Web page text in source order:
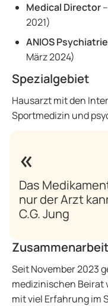
Medical Director
2021)
ANIOS Psychiatrie
März 2024)
Spezialgebiet
Hausarzt mit den
Sportmedizin und
Das
nur der Arzt
C.G. Jung
Seit November 2023
medizinischen Beirat
mit viel Erfahrung im